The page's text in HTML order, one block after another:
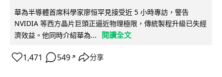
華為半導體首席科學家廖恒罕見接受近 5 小時專訪，警告
NVIDIA 等西方晶片巨頭正逼近物理極限，傳統製程升級已失經
濟效益。他同時介紹華為...
閱讀全文
1,471 549 ↗ 分享